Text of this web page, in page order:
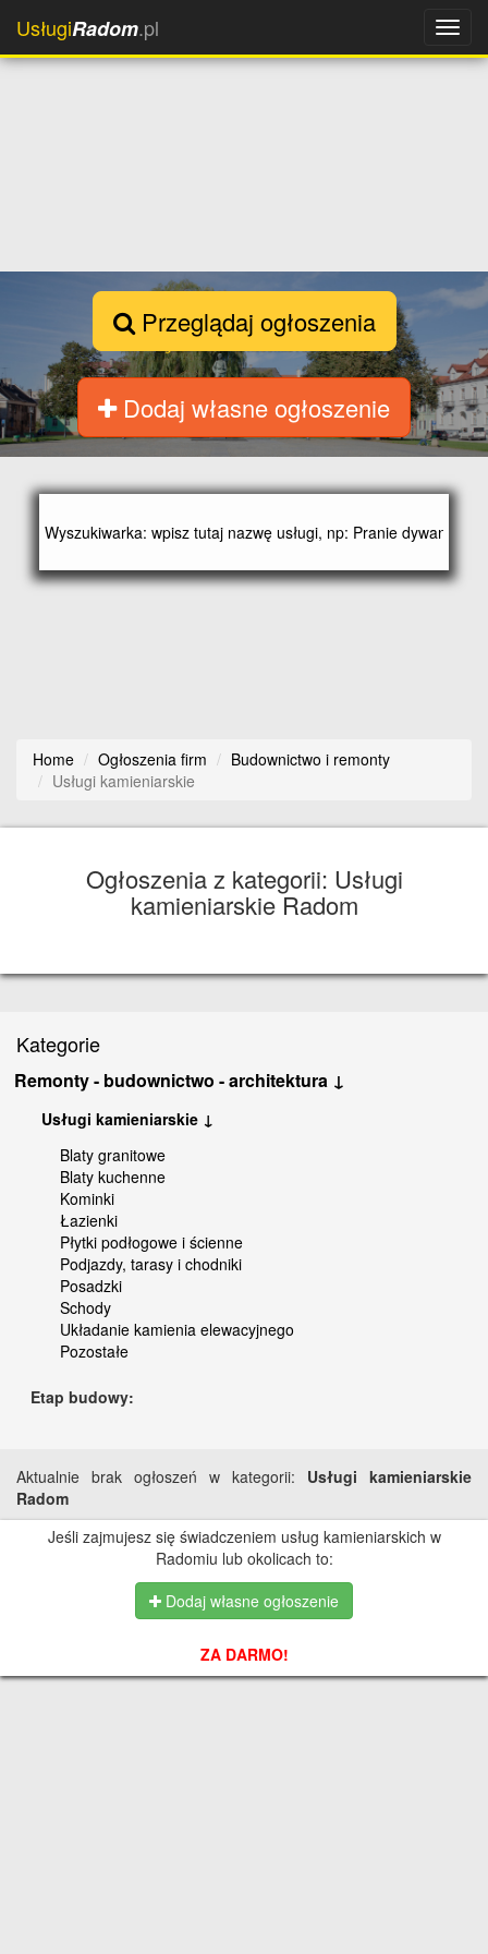
UsługiRadom.pl
Przeglądaj ogłoszenia
Dodaj własne ogłoszenie
Home Ogłoszenia firm
Budownictwo i remonty
Usługi kamieniarskie
Ogłoszenia z kategorii: Usługi
kamieniarskie Radom
Kategorie
Remonty - budownictwo - architektura ↓
Usługi kamieniarskie ↓
Blaty granitowe
Blaty kuchenne
Kominki
Łazienki
Płytki podłogowe i ścienne
Podjazdy, tarasy i chodniki
Posadzki
Schody
Układanie kamienia elewacyjnego
Pozostałe
Etap budowy:
Aktualnie brak ogłoszeń w kategorii: Usługi kamieniarskie
Radom
Jeśli zajmujesz się świadczeniem usług kamieniarskich w
Radomiu lub okolicach to:
Dodaj własne ogłoszenie
ZA DARMO!